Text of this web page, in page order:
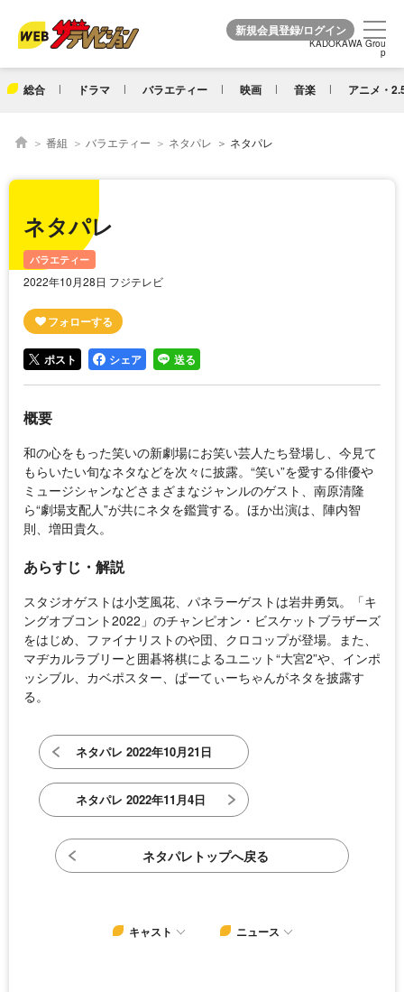
KADOKAWA Grou
p
総合 ドラマ バラエティー 映画 音楽 アニメ・
KADOKAWA Grou
p
番組 バラエティー ネタパレ ネタパレ
ネタパレ
バラエティー
2022年10月28日 フジテレビ
ポスト シェア 送る
概要
和の心をもった笑いの新劇場にお笑い芸人たち登場し、今見て
もらいたい旬なネタなどを次々に披露。“笑い”を愛する俳優や
ミュージシャンなどさまざまなジャンルのゲスト、南原清隆
ら“劇場支配人”が共にネタを鑑賞する。ほか出演は、陣内智
則、増田貴久。
あらすじ・解説
スタジオゲストは小芝風花、パネラーゲストは岩井勇気。「キ
ングオブコント2022」のチャンピオン・ビスケットブラザーズ
をはじめ、ファイナリストのや団、クロコップが登場。また、
マヂカルラブリーと囲碁将棋によるユニット“大宮2”や、インポ
ッシブル、カベポスター、ぱーてぃーちゃんがネタを披露す
る。
ネタパレ 2022年10月21日
ネタパレ 2022年11月4日
ネタパレトップへ戻る
キャスト ニュース